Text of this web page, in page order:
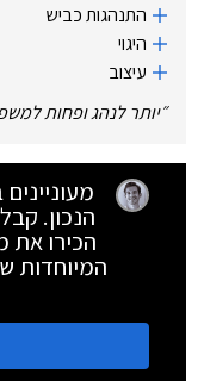
התנהגות כביש
היגוי
עיצוב
״יותר לנהג ופחות
הנכון.
הכירו את
המיוחדות